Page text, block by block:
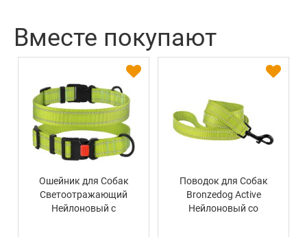
Вместе покупают
Ошейник для Собак
Светоотражающий
Нейлоновый с
Поводок для Собак
Bronzedog Active
Нейлоновый со